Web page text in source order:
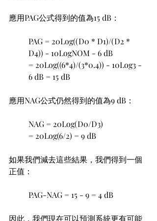
應用PAG公式得到的值為15 dB：
PAG = 20Log((D0 * D1)/(D2 *
D4)) - 10LogNOM - 6 dB
= 20Log((6*4)/(3*0.4)) - 10Log3 -
6 dB = 15 dB
應用NAG公式仍然得到的值為9 dB：
NAG = 20Log(D0/D3)
= 20Log(6/2) = 9 dB
如果我們減去這些結果，我們得到一個
正值：
PAG-NAG = 15 - 9 = 4 dB
因此，我們現在可以預測系統更有可能